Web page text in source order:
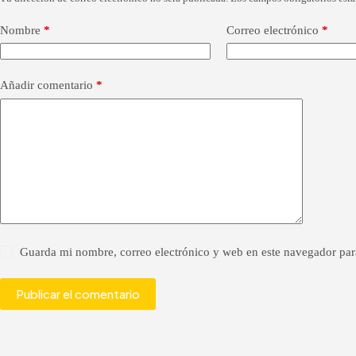
Nombre * Correo electrónico *
Añadir comentario *
Guarda mi nombre, correo electrónico y web en este navegador
Publicar el comentario
t
e
r
a
t